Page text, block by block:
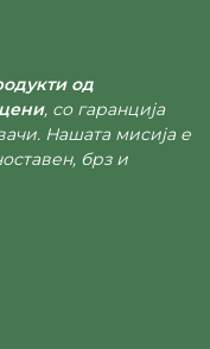
од
, со гаранција
Нашата мисија е
брз и